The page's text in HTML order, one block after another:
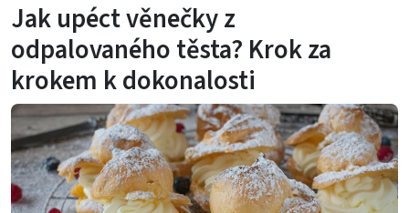
Jak upéct věnečky z
odpalovaného těsta? Krok za
krokem k dokonalosti